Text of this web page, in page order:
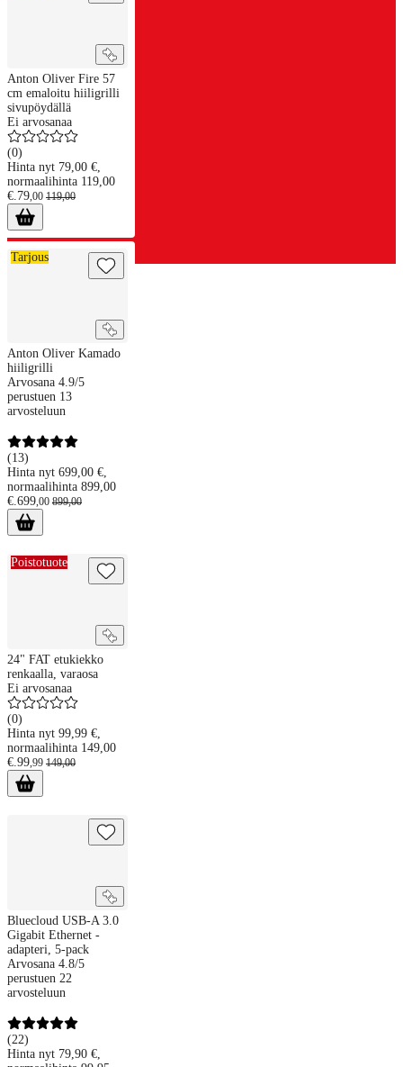
Anton Oliver Fire 57
cm emaloitu hiiligrilli
sivupöydällä
Ei arvosanaa
(0)
Hinta nyt 79,00 €,
normaalihinta 119,00
€. 79,00 119,00
Anton Oliver Kamado hiiligrilli
Tarjous
Anton Oliver Kamado
hiiligrilli
Arvosana 4.9/5
perustuen 13
arvosteluun
(13)
Hinta nyt 699,00 €,
normaalihinta 899,00
€.699,00 899,00
24" FAT etukiekko renkaalla, varaosa
Poistotuote
24" FAT etukiekko
renkaalla, varaosa
Ei arvosanaa
(0)
Hinta nyt 99,99 €,
normaalihinta 149,00
€. 99,99 149,00
Bluecloud USB-A 3.0 Gigabit Ethernet -adapteri, 5-pack
Bluecloud USB-A 3.0
Gigabit Ethernet -
adapteri, 5-pack
Arvosana 4.8/5
perustuen 22
arvosteluun
(22)
Hinta nyt 79,90 €,